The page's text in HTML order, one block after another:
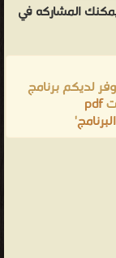
المشاركه في
لديكم برنامج
pdf
'